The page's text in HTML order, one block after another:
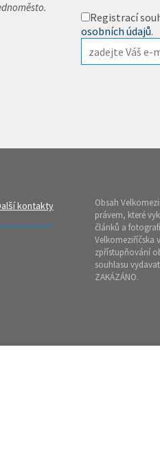
Registrací
osobních údajů.
kontakty
Obsah
právem, které
článků a
Velkomeziříčska
zpřístupňování
souhlasu
ZAKÁZÁNO.